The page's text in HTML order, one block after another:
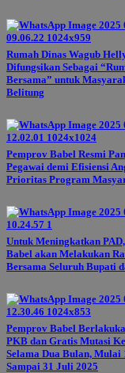
Rumah Dinas Wagub
Difungsikan Sebagai
Bersama” untuk
Belitung
Pemprov Babel Resmi
Pegawai demi Efisiensi
Prioritas Program
Untuk Meningkatkan
Babel akan Melakukan
Bersama Seluruh Bupati
Pemprov Babel
PKB dan Gratis Mutasi
Selama Dua Bulan, Mulai
Sampai 31 Juli 2025